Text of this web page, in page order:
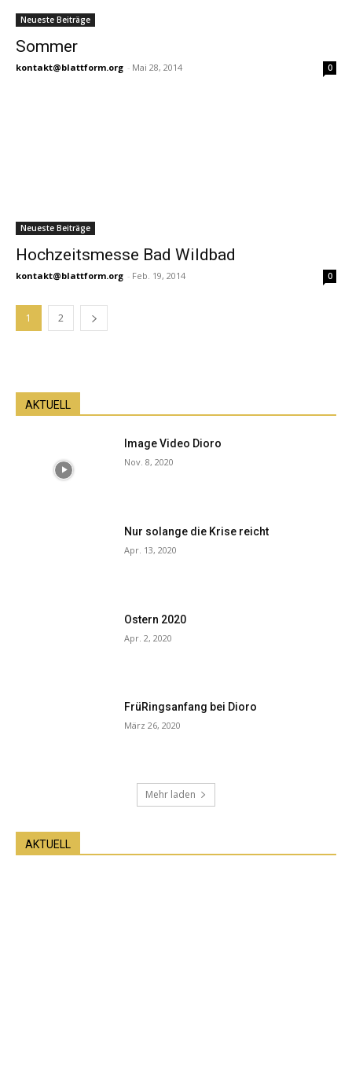
Neueste Beiträge
Sommer
kontakt@blattform.org - Mai 28, 2014 0
Neueste Beiträge
Hochzeitsmesse Bad Wildbad
kontakt@blattform.org - Feb. 19, 2014 0
1 2
AKTUELL
Image Video Dioro
Nov. 8, 2020
Nur solange die Krise reicht
Apr. 13, 2020
Ostern 2020
Apr. 2, 2020
FrüRingsanfang bei Dioro
März 26, 2020
Mehr laden
AKTUELL